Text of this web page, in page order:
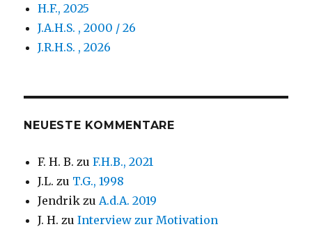
H.F., 2025
J.A.H.S. , 2000 / 26
J.R.H.S. , 2026
NEUESTE KOMMENTARE
F. H. B. zuF.H.B., 2021
J.L. zu T.G., 1998
Jendrik zu A.d.A. 2019
J. H. zuInterview zur Motivation